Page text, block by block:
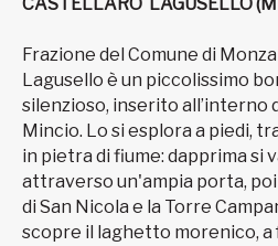
Frazione del Comune di
Lagusello è un piccolissimo
silenzioso, inserito all’interno
Mincio. Lo si esplora a piedi,
in pietra di fiume: dapprima si
attraverso un'ampia porta,
di San Nicola e la Torre
scopre il laghetto morenico, a